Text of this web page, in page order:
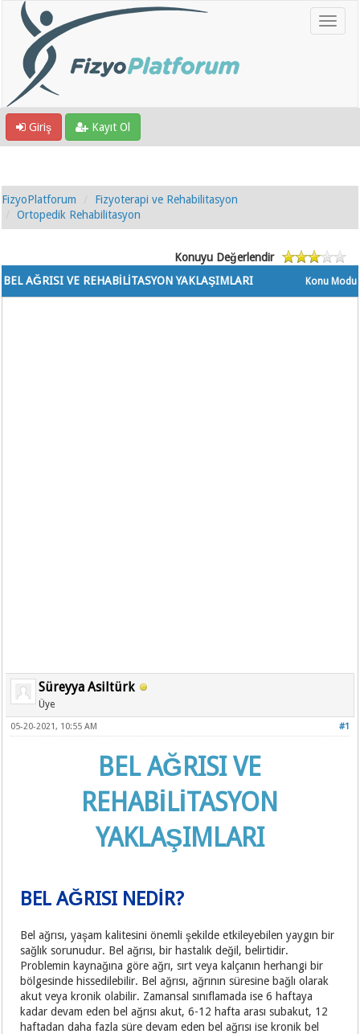
Giriş Kayıt Ol
FizyoPlatforum
Fizyoterapi ve Rehabilitasyon
Ortopedik Rehabilitasyon
Konuyu Değerlendir
Konu Modu
BEL AĞRISI VE REHABİLİTASYON YAKLAŞIMLARI
Süreyya Asiltürk
Üye
#1
05-20-2021, 10:55 AM
BEL AĞRISI VE
REHABİLİTASYON
YAKLAŞIMLARI
BEL AĞRISI NEDİR?
Bel ağrısı, yaşam kalitesini önemli şekilde etkileyebilen yaygın bir
sağlık sorunudur. Bel ağrısı, bir hastalık değil, belirtidir.
Problemin kaynağına göre ağrı, sırt veya kalçanın herhangi bir
bölgesinde hissedilebilir. Bel ağrısı, ağrının süresine bağlı olarak
akut veya kronik olabilir. Zamansal sınıflamada ise 6 haftaya
kadar devam eden bel ağrısı akut, 6-12 hafta arası subakut, 12
haftadan daha fazla süre devam eden bel ağrısı ise kronik bel